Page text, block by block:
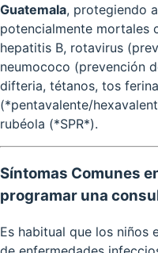
Guatemala, protegiendo
potencialmente mortales
hepatitis B, rotavirus
neumococo (prevención
difteria, tétanos, tos
(*pentavalente/
rubéola (*SPR*).
Síntomas Comunes
programar una
Es habitual que los niños